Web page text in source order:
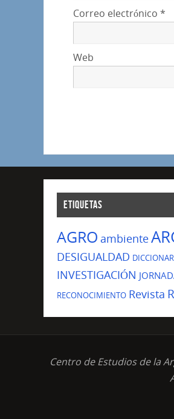
Correo electrónico *
Web
ETIQUETAS
AGRO ambiente
DESIGUALDAD
INVESTIGACIÓN
RECONOCIMIENTO Revista
Centro de Estudios de la